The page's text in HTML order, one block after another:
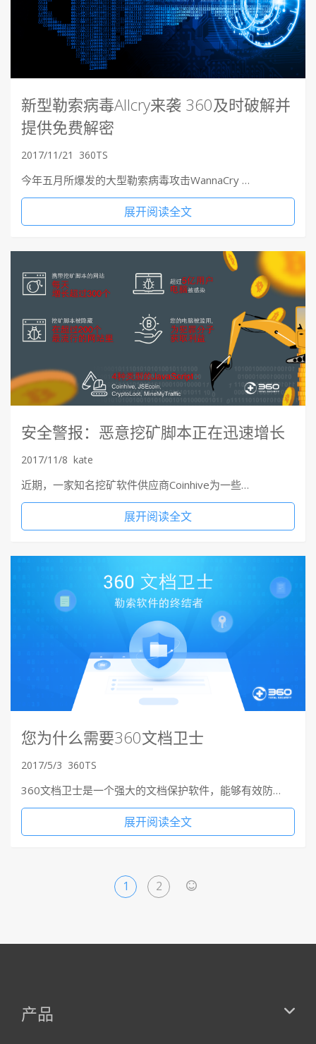
新型勒索病毒Allcry来袭 360及时破解并
提供免费解密
2017/11/21 360TS
今年五月所爆发的大型勒索病毒攻击WannaCry …
展开阅读全文
安全警报：恶意挖矿脚本正在迅速增长
2017/11/8 kate
近期，一家知名挖矿软件供应商Coinhive为一些…
展开阅读全文
您为什么需要360文档卫士
2017/5/3 360TS
360文档卫士是一个强大的文档保护软件，能够有效防…
展开阅读全文
1 2
产品